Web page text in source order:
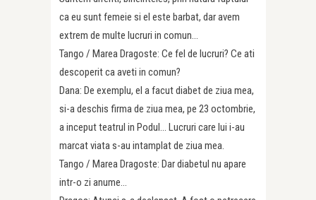
ca eu sunt femeie si el este barbat, dar avem
extrem de multe lucruri in comun…
Tango / Marea Dragoste: Ce fel de lucruri? Ce ati
descoperit ca aveti in comun?
Dana: De exemplu, el a facut diabet de ziua mea,
si-a deschis firma de ziua mea, pe 23 octombrie,
a inceput teatrul in Podul… Lucruri care lui i-au
marcat viata s-au intamplat de ziua mea.
Tango / Marea Dragoste: Dar diabetul nu apare
intr-o zi anume…